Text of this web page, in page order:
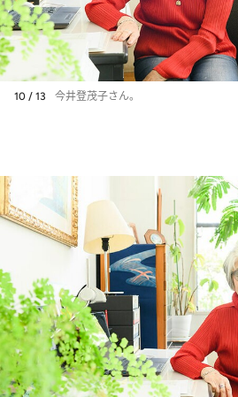
10 / 13 今井登茂子さん。